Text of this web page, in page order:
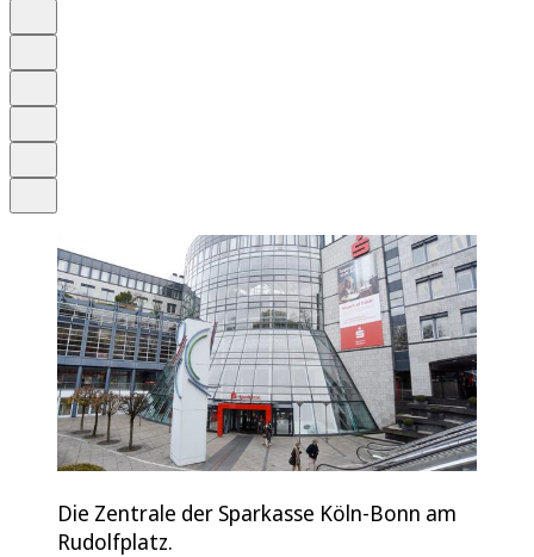
Die Zentrale der Sparkasse Köln-Bonn am
Rudolfplatz.